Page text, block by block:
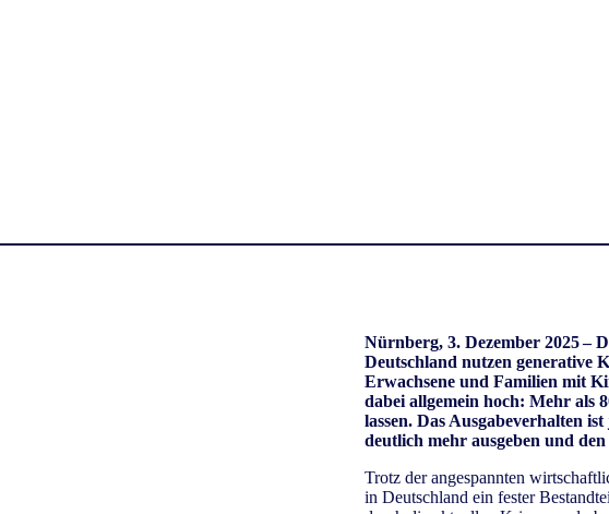
Nürnberg, 3. Dezember 2025 –
Deutschland nutzen generative
Erwachsene und Familien mit
dabei allgemein hoch: Mehr als
lassen. Das Ausgabeverhalten
deutlich mehr ausgeben und
Trotz der angespannten
in Deutschland ein fester